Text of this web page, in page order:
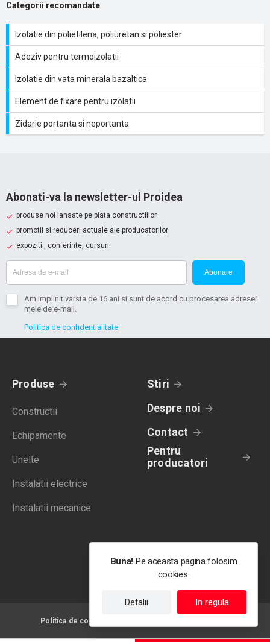
Categorii recomandate
Izolatie din polietilena, poliuretan si poliester
Adeziv pentru termoizolatii
Izolatie din vata minerala bazaltica
Element de fixare pentru izolatii
Zidarie portanta si neportanta
Abonati-va la newsletter-ul Proidea
produse noi lansate pe piata constructiilor
promotii si reduceri actuale ale producatorilor
expozitii, conferinte, cursuri
Abonare
Am implinit varsta de 16 ani si sunt de acord cu procesarea adresei
mele de e-mail.
Politica de confidentialitate
Produse
Constructii
Echipamente
Unelte
Instalatii electrice
Instalatii mecanice
Stiri
Despre noi
Contact
Pentru
producatori
Politica de confidentialitate
Buna! Pe aceasta pagina folosim
cookies.
Detalii In regula